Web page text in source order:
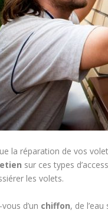
la réparation de vos
sur ces types
les volets.
d’un chiffon, de